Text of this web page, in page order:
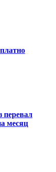
перевал
месяц